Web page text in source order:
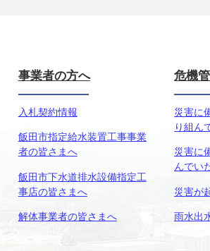
事業者の方へ
入札契約情報
飯田市指定給水装置工事事業
者の皆さまへ
飯田市下水道排水設備指定工
事店の皆さまへ
解体事業者の皆さまへ
危機
災害に
り組ん
災害に
んでい
災害が
雨水出